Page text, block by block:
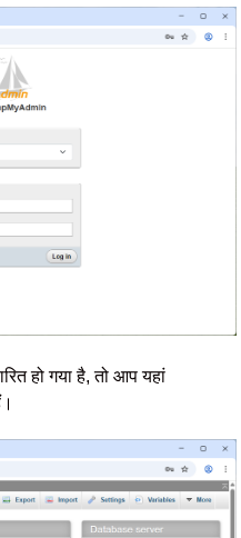
हो गया है, तो आप यहां